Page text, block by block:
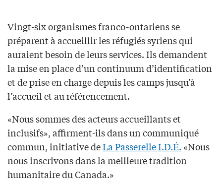
Vingt-six organismes franco-ontariens se
préparent à accueillir les réfugiés syriens qui
auraient besoin de leurs services. Ils demandent
la mise en place d’un continuum d’identification
et de prise en charge depuis les camps jusqu’à
l’accueil et au référencement.
«Nous sommes des acteurs accueillants et
inclusifs», affirment-ils dans un communiqué
commun, initiative deLa Passerelle I.D.É. «Nous
nous inscrivons dans la meilleure tradition
humanitaire du Canada.»